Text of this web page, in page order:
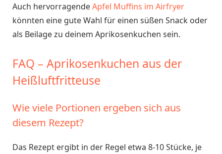
Auch hervorragendeApfel Muffins im Airfryer
könnten eine gute Wahl für einen süßen Snack oder
als Beilage zu deinem Aprikosenkuchen sein.
FAQ – Aprikosenkuchen aus der
Heißluftfritteuse
Wie viele Portionen ergeben sich aus
diesem Rezept?
Das Rezept ergibt in der Regel etwa 8-10 Stücke, je